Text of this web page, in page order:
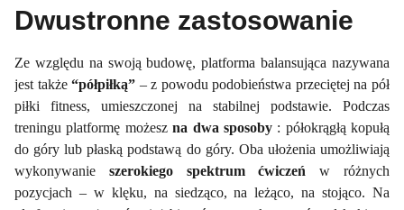
Dwustronne zastosowanie
Ze względu na swoją budowę, platforma balansująca nazywana
jest także“półpiłką” – z powodu podobieństwa przeciętej na pół
piłki fitness, umieszczonej na stabilnej podstawie. Podczas
treningu platformę możeszna dwa sposoby : półokrągłą kopułą
do góry lub płaską podstawą do góry. Oba ułożenia umożliwiają
wykonywanie szerokiego spektrum ćwiczeńw różnych
pozycjach – w klęku, na siedząco, na leżąco, na stojąco. Na